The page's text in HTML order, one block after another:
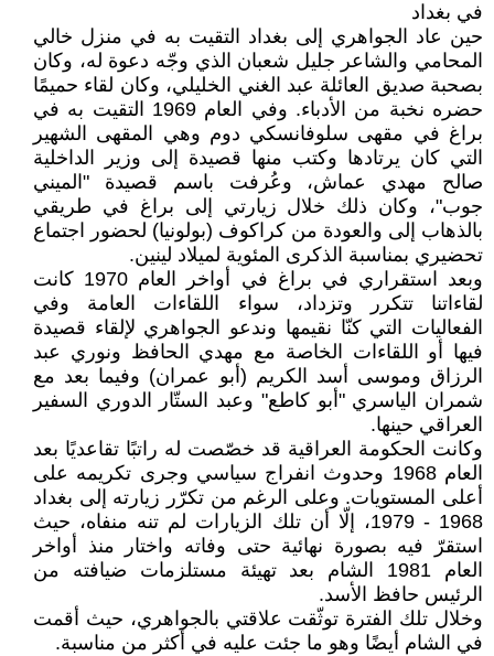
في بغداد
حين عاد الجواهري إلى بغداد التقيت به في منزل خالي
المحامي والشاعر جليل شعبان الذي وجّه دعوة له، وكان
بصحبة صديق العائلة عبد الغني الخليلي، وكان لقاء حميمًا
حضره نخبة من الأدباء. وفي العام 1969 التقيت به في
براغ في مقهى سلوفانسكي دوم وهي المقهى الشهير
التي كان يرتادها وكتب منها قصيدة إلى وزير الداخلية
صالح مهدي عماش، وعُرفت باسم قصيدة "الميني
جوب"، وكان ذلك خلال زيارتي إلى براغ في طريقي
بالذهاب إلى والعودة من كراكوف (بولونيا) لحضور اجتماع
تحضيري بمناسبة الذكرى المئوية لميلاد لينين.
وبعد استقراري في براغ في أواخر العام 1970 كانت
لقاءاتنا تتكرر وتزداد، سواء اللقاءات العامة وفي
الفعاليات التي كنّا نقيمها وندعو الجواهري لإلقاء قصيدة
فيها أو اللقاءات الخاصة مع مهدي الحافظ ونوري عبد
الرزاق وموسى أسد الكريم (أبو عمران) وفيما بعد مع
شمران الياسري "أبو كاطع" وعبد الستّار الدوري السفير
العراقي حينها.
وكانت الحكومة العراقية قد خصّصت له راتبًا تقاعديًا بعد
العام 1968 وحدوث انفراج سياسي وجرى تكريمه على
أعلى المستويات. وعلى الرغم من تكرّر زيارته إلى بغداد
1968 - 1979، إلّا أن تلك الزيارات لم تنه منفاه، حيث
استقرّ فيه بصورة نهائية حتى وفاته واختار منذ أواخر
العام 1981 الشام بعد تهيئة مستلزمات ضيافته من
الرئيس حافظ الأسد.
وخلال تلك الفترة توثّقت علاقتي بالجواهري، حيث أقمت
في الشام أيضًا وهو ما جئت عليه في أكثر من مناسبة.